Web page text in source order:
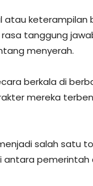
atau keterampilan
tanggung
menyerah.
berkala di
mereka
salah satu
antara pemerintah